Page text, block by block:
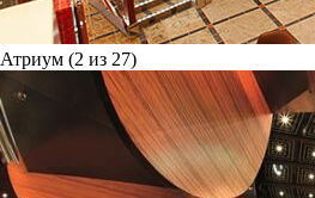
Атриум (2 из 27)